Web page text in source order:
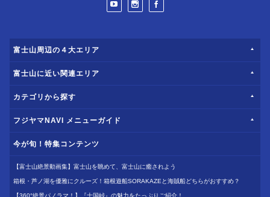
富士山周辺の４大エリア
富士山に近い関連エリア
カテゴリから探す
フジヤマNAVI メニューガイド
今が旬！特集コンテンツ
【富士山絶景動画集】富士山を眺めて、富士山に癒されよう
箱根・芦ノ湖を優雅にクルーズ！箱根遊船SORAKAZEと海賊船どちらがおすすめ？